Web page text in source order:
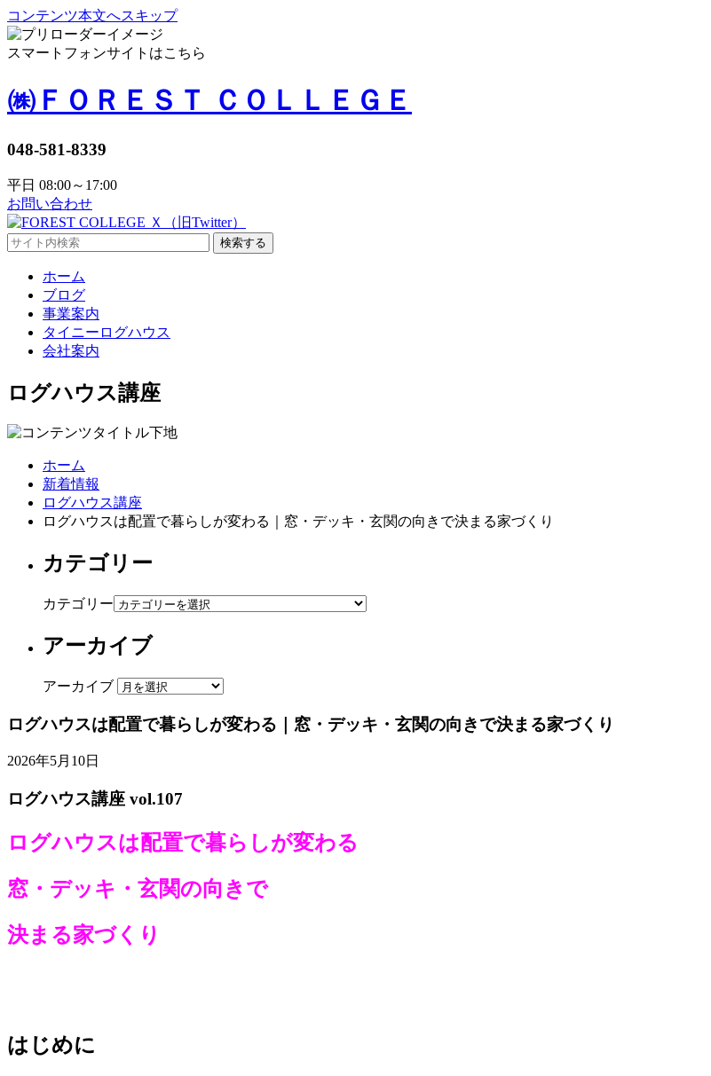
コンテンツ本文へスキップ
スマートフォンサイトはこちら
㈱ＦＯＲＥＳＴ ＣＯＬＬＥＧＥ
048-581-8339
平日 08:00～17:00
お問い合わせ
検索する
ホーム
ブログ
事業案内
タイニーログハウス
会社案内
ログハウス講座
ホーム
新着情報
ログハウス講座
ログハウスは配置で暮らしが変わる｜窓・デッキ・玄関の向きで決まる家づくり
カテゴリー
カテゴリー
アーカイブ
アーカイブ
ログハウスは配置で暮らしが変わる｜窓・デッキ・玄関の向きで決まる家づくり
2026年5月10日
ログハウス講座 vol.107
ログハウスは配置で暮らしが変わる
窓・デッキ・玄関の向きで
決まる家づくり
はじめに